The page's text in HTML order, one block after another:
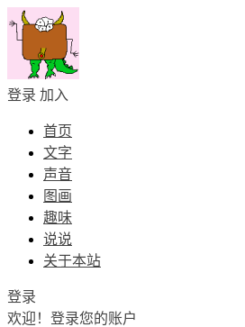
登录 加入
首页
文字
声音
图画
趣味
说说
关于本站
登录
欢迎！ 登录您的账户